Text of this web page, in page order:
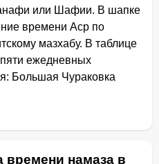
или Шафии. В шапке
времени Аср по
мазхабу. В таблице
ежедневных
Большая Чураковка
времени намаза в